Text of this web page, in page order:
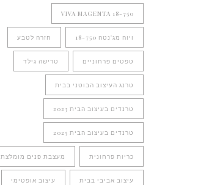
VIVA MAGENTA 18-750
ויוה מג'נטה 18-750 חזרה לטבע
טפטים פרחוניים טרישה גילד
טרנג העיצוב הבוטני בבית
טרנדים בעיצוב הבית 2023
טרנדים בעיצוב הבית 2025
כריות פרחונית מעצבת פנים מומלצת
עיצוב אביבי בבית עיצוב אופטימי